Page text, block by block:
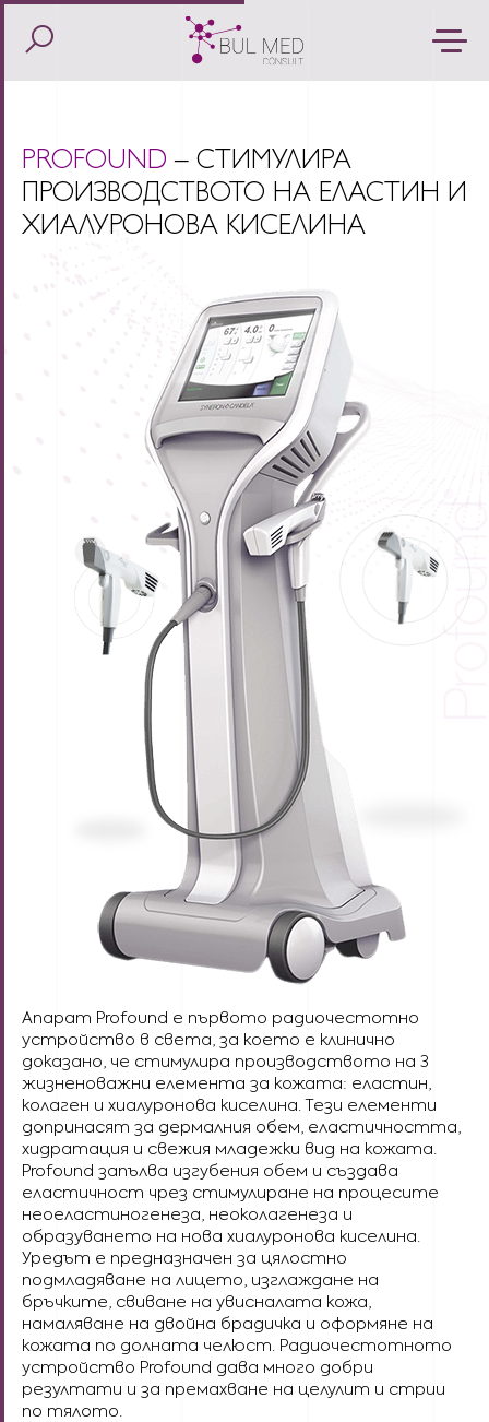
PROFOUND – СТИМУЛИРА
ПРОИЗВОДСТВОТО НА ЕЛАСТИН И
ХИАЛУРОНОВА КИСЕЛИНА
Апарат Profound е първото радиочестотно
устройство в света, за което е клинично
доказано, че стимулира производството на 3
жизненоважни елемента за кожата: еластин,
колаген и хиалуронова киселина. Тези елементи
допринасят за дермалния обем, еластичността,
хидратация и свежия младежки вид на кожата.
Profound запълва изгубения обем и създава
еластичност чрез стимулиране на процесите
неоеластиногенеза, неоколагенеза и
образуването на нова хиалуронова киселина.
Уредът е предназначен за цялостно
подмладяване на лицето, изглаждане на
бръчките, свиване на увисналата кожа,
намаляване на двойна брадичка и оформяне на
кожата по долната челюст. Радиочестотното
устройство Profound дава много добри
резултати и за премахване на целулит и стрии
по тялото.